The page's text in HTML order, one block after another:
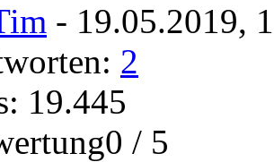
- 19.05.2019,
2
19.445
/ 5